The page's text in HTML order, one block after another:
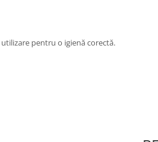
pentru o igienă corectă.